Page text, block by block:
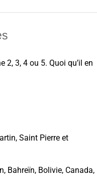
2, 3, 4 ou 5. Quoi qu’il en
Saint Pierre et
, Bahreïn, Bolivie, Canada,